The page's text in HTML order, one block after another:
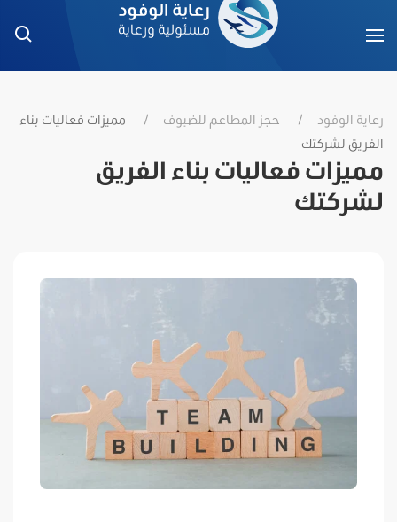
رعاية الوفود حجز المطاعم للضيوف
مميزات فعاليات بناء
الفريق لشركتك
مميزات فعاليات بناء الفريق
لشركتك